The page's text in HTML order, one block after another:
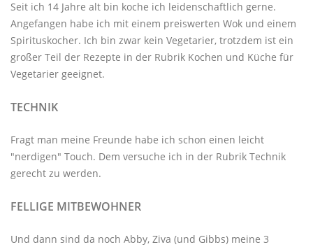
Seit ich 14 Jahre alt bin koche ich leidenschaftlich gerne.
Angefangen habe ich mit einem preiswerten Wok und einem
Spirituskocher. Ich bin zwar kein Vegetarier, trotzdem ist ein
großer Teil der Rezepte in der Rubrik Kochen und Küche für
Vegetarier geeignet.
TECHNIK
Fragt man meine Freunde habe ich schon einen leicht
"nerdigen" Touch. Dem versuche ich in der Rubrik Technik
gerecht zu werden.
FELLIGE MITBEWOHNER
Und dann sind da noch Abby, Ziva (und Gibbs) meine 3